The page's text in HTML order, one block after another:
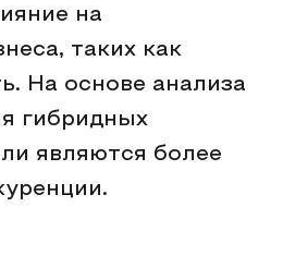
на
таких как
На основе анализа
гибридных
являются более